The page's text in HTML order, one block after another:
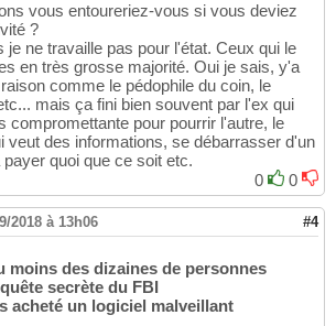
vous entoureriez-vous si vous deviez
?
je ne travaille pas pour l'état. Ceux qui le
en très grosse majorité. Oui je sais, y'a
comme le pédophile du coin, le
mais ça fini bien souvent par l'ex qui
compromettante pour pourrir l'autre, le
veut des informations, se débarrasser d'un
quoi que ce soit etc.
0
0
2018 à 13h06 #4
moins des dizaines de personnes
secrète du FBI
acheté un logiciel malveillant